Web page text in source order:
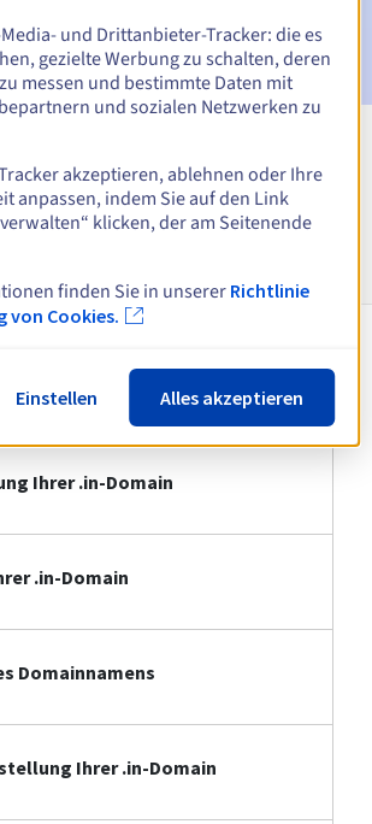
über die Löschung des Domainnamens
Endungen anzeigen
zu .in
Ihrer .in-Domain
Ihrer .in-Domain
.in-Domain
Domainnamens
Ihrer .in-Domain
und Drittanbieter-Tracker: die es
gezielte Werbung zu schalten, deren
messen und bestimmte Daten mit
und sozialen Netzwerken zu
akzeptieren, ablehnen oder Ihre
anpassen, indem Sie auf den Link
klicken, der am Seitenende
finden Sie in unserer Richtlinie
von Cookies.
Einstellen Alles akzeptieren